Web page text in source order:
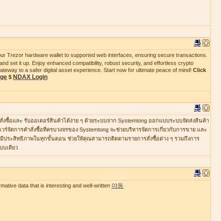
Trezor hardware wallet to supported web interfaces, ensuring secure transactions.
set it up. Enjoy enhanced compatibility, robust security, and effortless crypto
to a safer digital asset experience. Start now for ultimate peace of mind! Click
$ NDAX Login
ซื้อและ รับออเดอร์สินค้าได้ง่าย ๆ ด้วยระบบจาก Systemtong ออกแบบระบบจัดส่งสินค้า
จัดการคำสั่งซื้อที่ครบวงจรของ Systemtong จะช่วยบริหารจัดการเกี่ยวกับการขาย และ
ประสิทธิภาพในทุกขั้นตอน ช่วยให้คุณสามารถติดตามรายการสั่งซื้อต่าง ๆ รวมถึงการ
บเดียว
data that is interesting and well-written 야동